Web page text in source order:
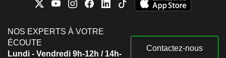
NOS EXPERTS À VOTRE
ÉCOUTE
Lundi - Vendredi 9h-12h / 14h-
Contactez-nous